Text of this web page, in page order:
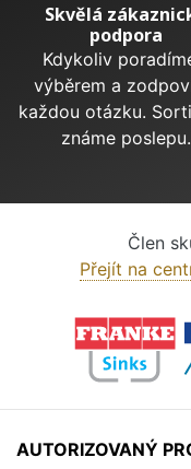
Skvělá
podpora
Kdykoliv
výběrem a
každou otázku.
známe poslepu.
Člen
Přejít na
AUTORIZOVANÝ